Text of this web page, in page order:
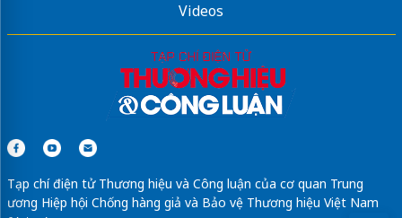
Videos
Tạp chí điện tử Thương hiệu và Công luận của cơ quan Trung
ương Hiệp hội Chống hàng giả và Bảo vệ Thương hiệu Việt Nam